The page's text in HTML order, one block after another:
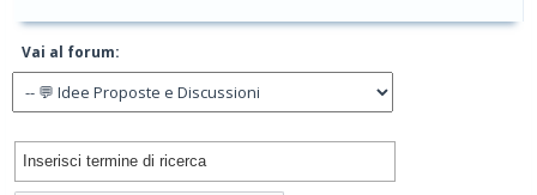
Vai al forum: